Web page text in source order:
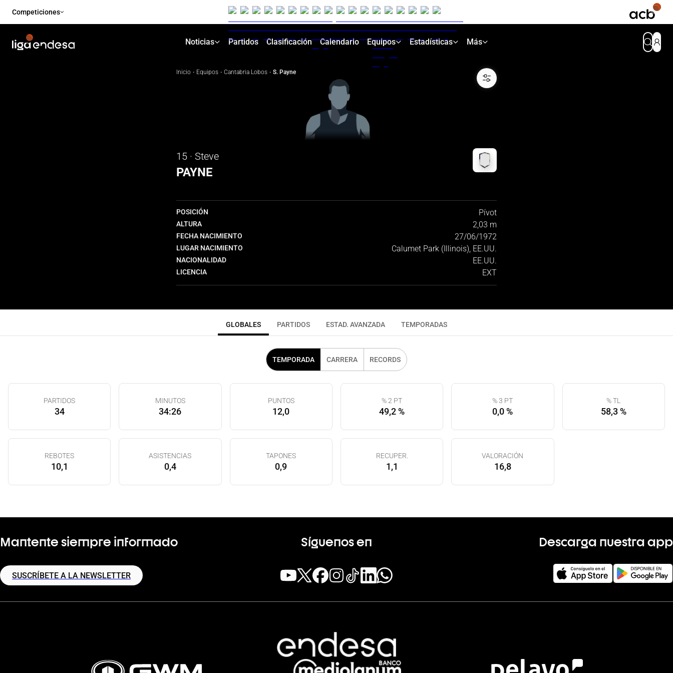
Competiciones
Noticias Partidos Clasificación Calendario Equipos Estadísticas Más
Inicio · Equipos · Cantabria Lobos · S. Payne
15 · Steve
PAYNE
POSICIÓN Pívot
ALTURA 2,03 m
FECHA NACIMIENTO 27/06/1972
LUGAR NACIMIENTO Calumet Park (Illinois), EE.UU.
NACIONALIDAD EE.UU.
LICENCIA EXT
GLOBALES PARTIDOS ESTAD. AVANZADA TEMPORADAS
TEMPORADA CARRERA RECORDS
PARTIDOS
34
MINUTOS
34:26
PUNTOS
12,0
% 2 PT
49,2 %
% 3 PT
0,0 %
% TL
58,3 %
REBOTES
10,1
ASISTENCIAS
0,4
TAPONES
0,9
RECUPER.
1,1
VALORACIÓN
16,8
Mantente siempre informado
SUSCRÍBETE A LA NEWSLETTER
Síguenos en Descarga nuestra app